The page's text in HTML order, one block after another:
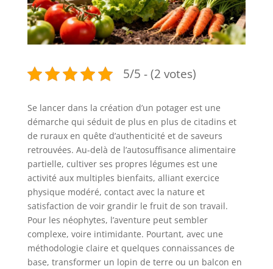
5/5 - (2 votes)
Se lancer dans la création d’un potager est une
démarche qui séduit de plus en plus de citadins et
de ruraux en quête d’authenticité et de saveurs
retrouvées. Au-delà de l’autosuffisance alimentaire
partielle, cultiver ses propres légumes est une
activité aux multiples bienfaits, alliant exercice
physique modéré, contact avec la nature et
satisfaction de voir grandir le fruit de son travail.
Pour les néophytes, l’aventure peut sembler
complexe, voire intimidante. Pourtant, avec une
méthodologie claire et quelques connaissances de
base, transformer un lopin de terre ou un balcon en